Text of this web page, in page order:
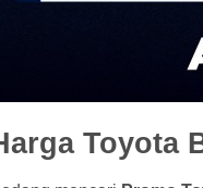
Toyota